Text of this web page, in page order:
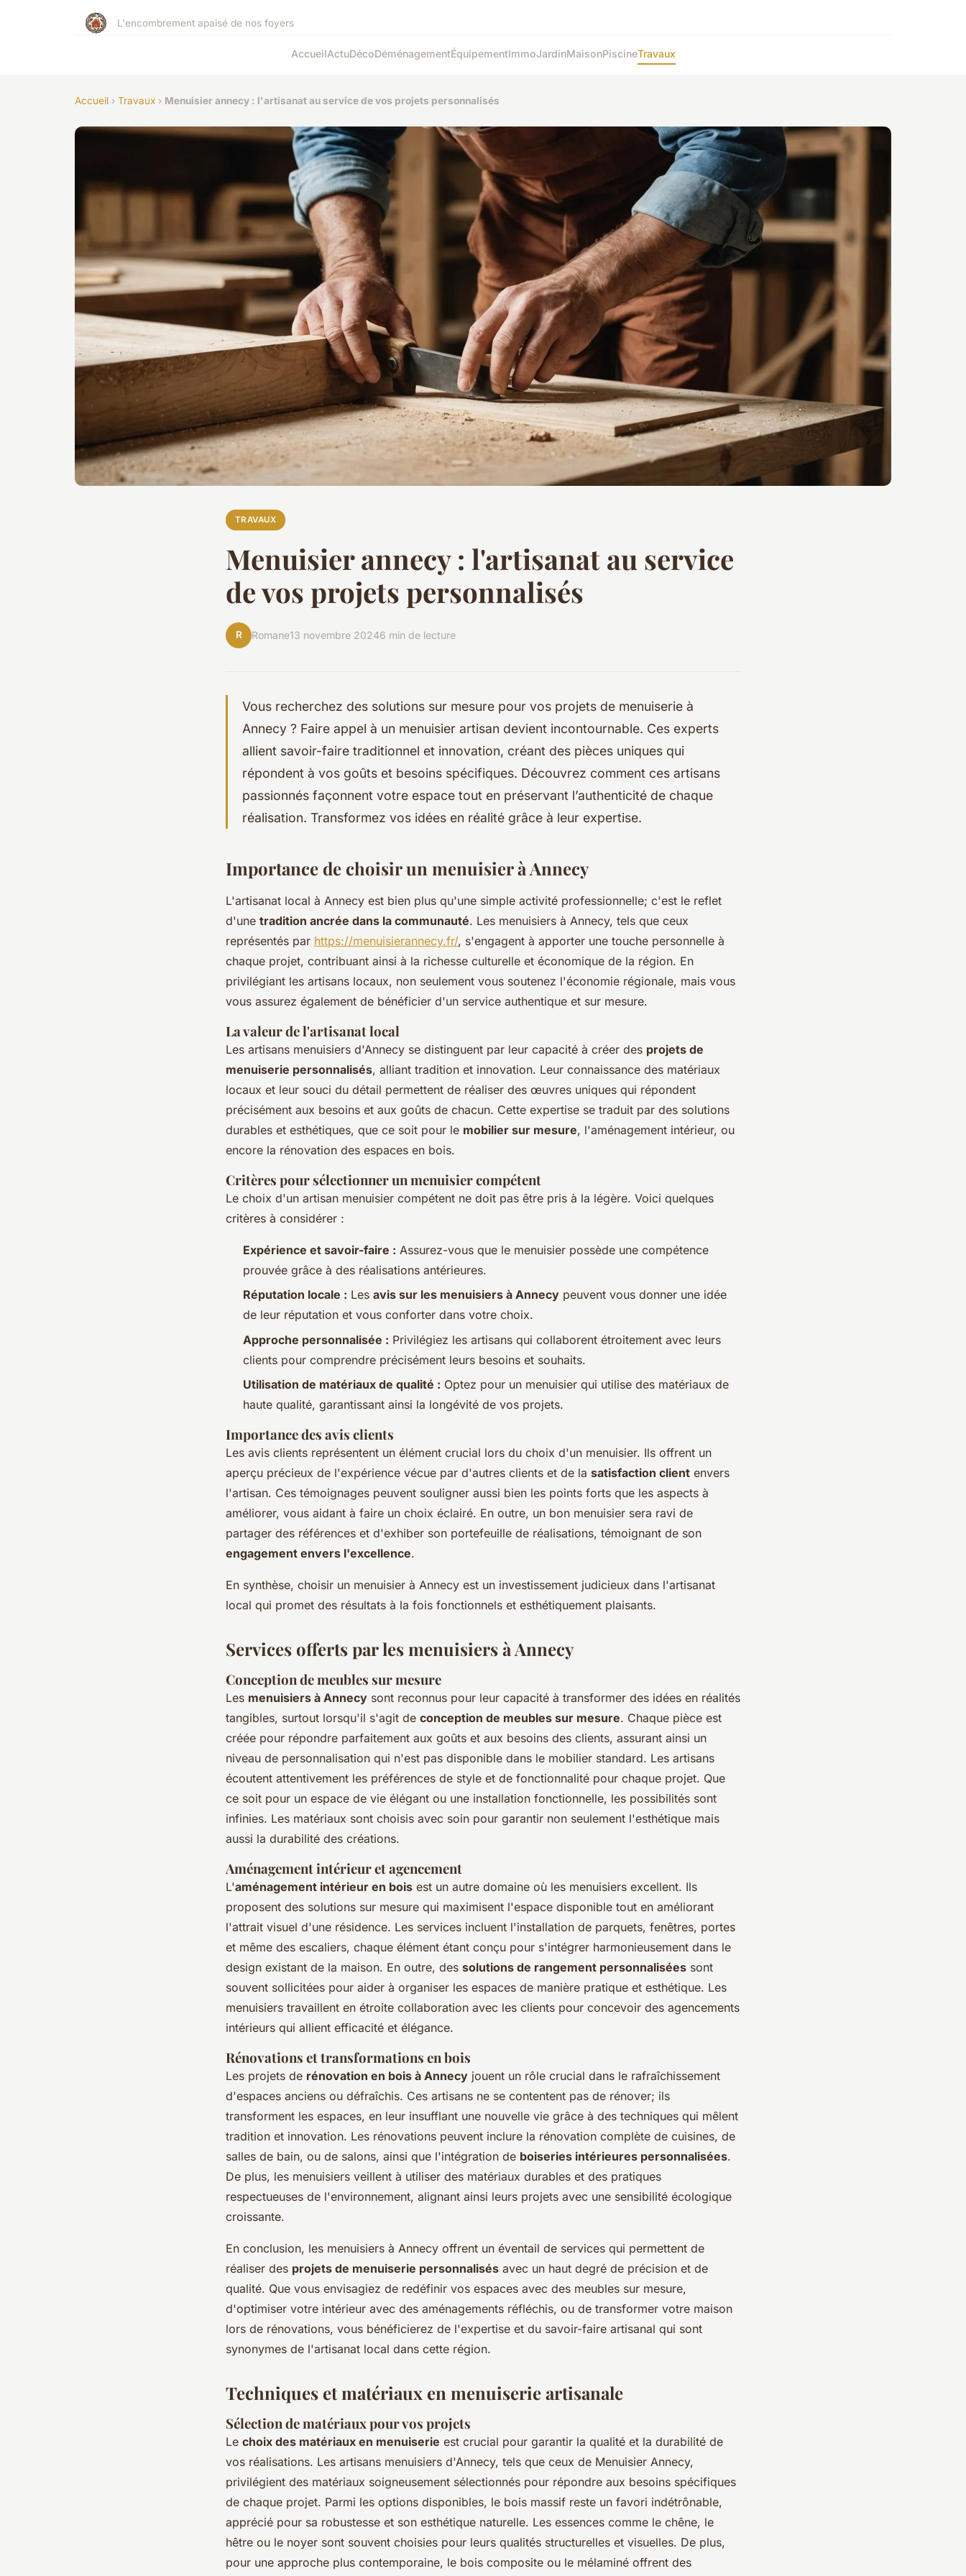
L'encombrement apaisé de nos foyers
AccueilActuDécoDéménagementÉquipementImmoJardinMaisonPiscineTravaux
Accueil › Travaux › Menuisier annecy : l'artisanat au service de vos projets personnalisés
TRAVAUX
Menuisier annecy : l'artisanat au service
de vos projets personnalisés
R Romane13 novembre 20246 min de lecture
Vous recherchez des solutions sur mesure pour vos projets de menuiserie à
Annecy ? Faire appel à un menuisier artisan devient incontournable. Ces experts
allient savoir-faire traditionnel et innovation, créant des pièces uniques qui
répondent à vos goûts et besoins spécifiques. Découvrez comment ces artisans
passionnés façonnent votre espace tout en préservant l’authenticité de chaque
réalisation. Transformez vos idées en réalité grâce à leur expertise.
Importance de choisir un menuisier à Annecy
L'artisanat local à Annecy est bien plus qu'une simple activité professionnelle; c'est le reflet
d'une tradition ancrée dans la communauté. Les menuisiers à Annecy, tels que ceux
représentés par https://menuisierannecy.fr/, s'engagent à apporter une touche personnelle à
chaque projet, contribuant ainsi à la richesse culturelle et économique de la région. En
privilégiant les artisans locaux, non seulement vous soutenez l'économie régionale, mais vous
vous assurez également de bénéficier d'un service authentique et sur mesure.
La valeur de l'artisanat local
Les artisans menuisiers d'Annecy se distinguent par leur capacité à créer des projets de
menuiserie personnalisés, alliant tradition et innovation. Leur connaissance des matériaux
locaux et leur souci du détail permettent de réaliser des œuvres uniques qui répondent
précisément aux besoins et aux goûts de chacun. Cette expertise se traduit par des solutions
durables et esthétiques, que ce soit pour le mobilier sur mesure, l'aménagement intérieur, ou
encore la rénovation des espaces en bois.
Critères pour sélectionner un menuisier compétent
Le choix d'un artisan menuisier compétent ne doit pas être pris à la légère. Voici quelques
critères à considérer :
Expérience et savoir-faire : Assurez-vous que le menuisier possède une compétence
prouvée grâce à des réalisations antérieures.
Réputation locale : Les avis sur les menuisiers à Annecy peuvent vous donner une idée
de leur réputation et vous conforter dans votre choix.
Approche personnalisée : Privilégiez les artisans qui collaborent étroitement avec leurs
clients pour comprendre précisément leurs besoins et souhaits.
Utilisation de matériaux de qualité : Optez pour un menuisier qui utilise des matériaux de
haute qualité, garantissant ainsi la longévité de vos projets.
Importance des avis clients
Les avis clients représentent un élément crucial lors du choix d'un menuisier. Ils offrent un
aperçu précieux de l'expérience vécue par d'autres clients et de la satisfaction client envers
l'artisan. Ces témoignages peuvent souligner aussi bien les points forts que les aspects à
améliorer, vous aidant à faire un choix éclairé. En outre, un bon menuisier sera ravi de
partager des références et d'exhiber son portefeuille de réalisations, témoignant de son
engagement envers l'excellence.
En synthèse, choisir un menuisier à Annecy est un investissement judicieux dans l'artisanat
local qui promet des résultats à la fois fonctionnels et esthétiquement plaisants.
Services offerts par les menuisiers à Annecy
Conception de meubles sur mesure
Les menuisiers à Annecy sont reconnus pour leur capacité à transformer des idées en réalités
tangibles, surtout lorsqu'il s'agit de conception de meubles sur mesure. Chaque pièce est
créée pour répondre parfaitement aux goûts et aux besoins des clients, assurant ainsi un
niveau de personnalisation qui n'est pas disponible dans le mobilier standard. Les artisans
écoutent attentivement les préférences de style et de fonctionnalité pour chaque projet. Que
ce soit pour un espace de vie élégant ou une installation fonctionnelle, les possibilités sont
infinies. Les matériaux sont choisis avec soin pour garantir non seulement l'esthétique mais
aussi la durabilité des créations.
Aménagement intérieur et agencement
L'aménagement intérieur en bois est un autre domaine où les menuisiers excellent. Ils
proposent des solutions sur mesure qui maximisent l'espace disponible tout en améliorant
l'attrait visuel d'une résidence. Les services incluent l'installation de parquets, fenêtres, portes
et même des escaliers, chaque élément étant conçu pour s'intégrer harmonieusement dans le
design existant de la maison. En outre, des solutions de rangement personnalisées sont
souvent sollicitées pour aider à organiser les espaces de manière pratique et esthétique. Les
menuisiers travaillent en étroite collaboration avec les clients pour concevoir des agencements
intérieurs qui allient efficacité et élégance.
Rénovations et transformations en bois
Les projets de rénovation en bois à Annecy jouent un rôle crucial dans le rafraîchissement
d'espaces anciens ou défraîchis. Ces artisans ne se contentent pas de rénover; ils
transforment les espaces, en leur insufflant une nouvelle vie grâce à des techniques qui mêlent
tradition et innovation. Les rénovations peuvent inclure la rénovation complète de cuisines, de
salles de bain, ou de salons, ainsi que l'intégration de boiseries intérieures personnalisées.
De plus, les menuisiers veillent à utiliser des matériaux durables et des pratiques
respectueuses de l'environnement, alignant ainsi leurs projets avec une sensibilité écologique
croissante.
En conclusion, les menuisiers à Annecy offrent un éventail de services qui permettent de
réaliser des projets de menuiserie personnalisés avec un haut degré de précision et de
qualité. Que vous envisagiez de redéfinir vos espaces avec des meubles sur mesure,
d'optimiser votre intérieur avec des aménagements réfléchis, ou de transformer votre maison
lors de rénovations, vous bénéficierez de l'expertise et du savoir-faire artisanal qui sont
synonymes de l'artisanat local dans cette région.
Techniques et matériaux en menuiserie artisanale
Sélection de matériaux pour vos projets
Le choix des matériaux en menuiserie est crucial pour garantir la qualité et la durabilité de
vos réalisations. Les artisans menuisiers d'Annecy, tels que ceux de Menuisier Annecy,
privilégient des matériaux soigneusement sélectionnés pour répondre aux besoins spécifiques
de chaque projet. Parmi les options disponibles, le bois massif reste un favori indétrônable,
apprécié pour sa robustesse et son esthétique naturelle. Les essences comme le chêne, le
hêtre ou le noyer sont souvent choisies pour leurs qualités structurelles et visuelles. De plus,
pour une approche plus contemporaine, le bois composite ou le mélaminé offrent des